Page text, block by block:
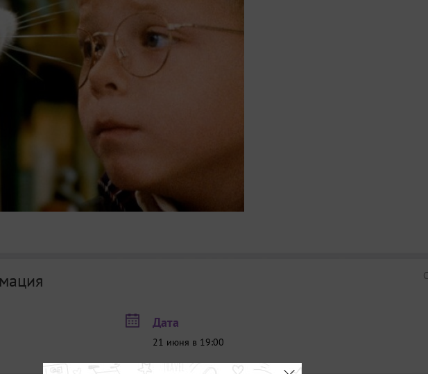
Дата
21 июня в 19:00